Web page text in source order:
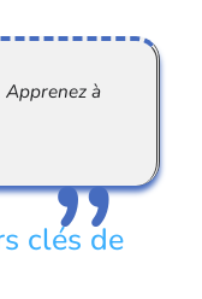
Apprenez à
clés de